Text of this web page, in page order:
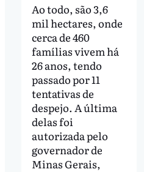
Ao todo, são 3,6
mil hectares, onde
cerca de 460
famílias vivem há
26 anos, tendo
passado por 11
tentativas de
despejo. A última
delas foi
autorizada pelo
governador de
Minas Gerais,